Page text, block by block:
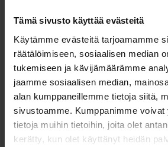
Tämä sivusto käyttää evästeitä
Käytämme evästeitä tarjoamamme
räätälöimiseen, sosiaalisen median
tukemiseen ja kävijämäärämme
jaamme sosiaalisen median,
alan kumppaneillemme tietoja siitä,
sivustoamme. Kumppanimme voivat
tietoja muihin tietoihin, joita olet
kerätty, kun olet käyttänyt heidän
Lympha Press
takkimansetti
Lymfaturvotuksen hoito​
Lympha Press
yläraajamansetti
Lymfaturvotuksen hoito​